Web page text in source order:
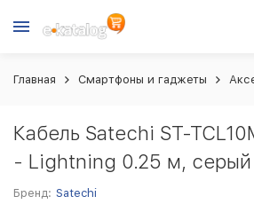
Главная Смартфоны и гаджеты
Кабель Satechi ST-
- Lightning 0.25 м,
Бренд: Satechi